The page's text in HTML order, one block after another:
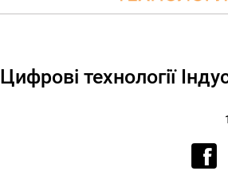
Цифрові технології